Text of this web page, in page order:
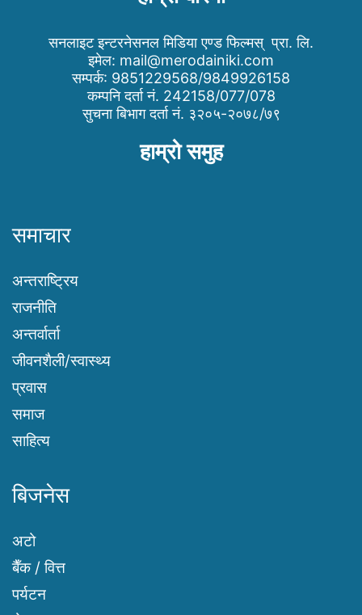
सनलाइट इन्टरनेसनल मिडिया एण्ड फिल्मस् प्रा. लि.
इमेल: mail@merodainiki.com
सम्पर्क: 9851229568/9849926158
कम्पनि दर्ता नं. 242158/077/078
सुचना बिभाग दर्ता नं. ३२०५-२०७८/७९
हाम्रो समुह
समाचार
अन्तराष्ट्रिय
राजनीति
अन्तर्वार्ता
जीवनशैली/स्वास्थ्य
प्रवास
समाज
साहित्य
बिजनेस
अटो
बैँक / वित्त
पर्यटन